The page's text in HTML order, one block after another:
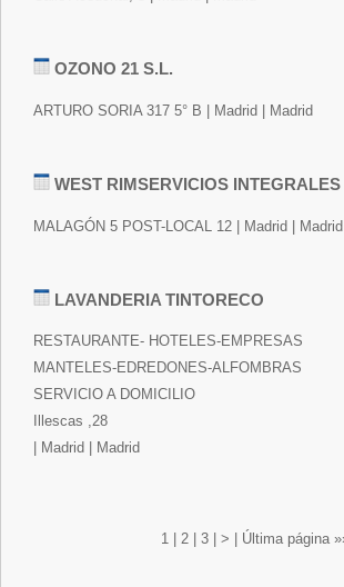
OZONO 21 S.L.
ARTURO SORIA 317 5° B | Madrid | Madrid
WEST RIMSERVICIOS INTEGRALES
MALAGÓN 5 POST-LOCAL 12 | Madrid | Madrid
LAVANDERIA TINTORECO
RESTAURANTE- HOTELES-EMPRESAS
MANTELES-EDREDONES-ALFOMBRAS
SERVICIO A DOMICILIO
Illescas ,28
| Madrid | Madrid
1 2 3 > Última página